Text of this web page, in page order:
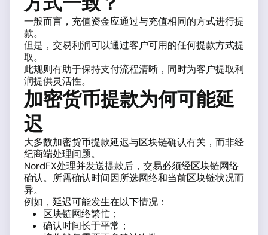
一般而言，充值资金应通过与充值相同的方式进行提
款。
但是，交易利润可以通过客户可用的任何提款方式提
取。
此规则有助于保持支付流程清晰，同时为客户提取利
润提供灵活性。
加密货币提款为何可能延
迟
大多数加密货币提款延迟与区块链确认有关，而非经
纪商端处理问题。
NordFX处理并发送提款后，交易必须经区块链网络
确认。所需确认时间因所选网络和当前区块链状况而
异。
例如，延迟可能发生在以下情况：
区块链网络繁忙；
确认时间长于平常；